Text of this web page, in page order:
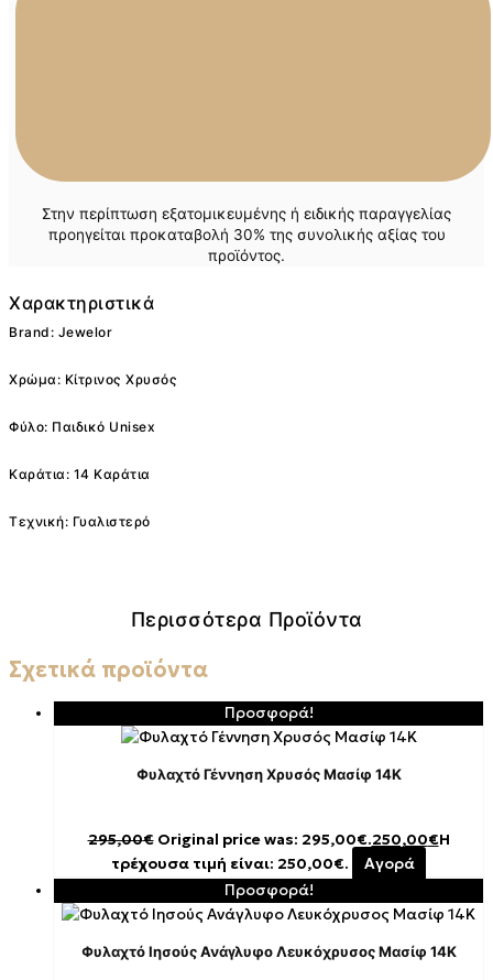
Στην περίπτωση εξατομικευμένης ή ειδικής παραγγελίας
προηγείται προκαταβολή 30% της συνολικής αξίας του
προϊόντος.
Χαρακτηριστικά
Brand: Jewelor
Χρώμα: Κίτρινος Χρυσός
Φύλο: Παιδικό Unisex
Καράτια: 14 Καράτια
Τεχνική: Γυαλιστερό
Περισσότερα Προϊόντα
Σχετικά προϊόντα
Προσφορά!
Φυλαχτό Γέννηση Χρυσός Μασίφ 14K
295,00€ Original price was: 295,00€.250,00€Η
τρέχουσα τιμή είναι: 250,00€.
Αγορά
Προσφορά!
Φυλαχτό Ιησούς Ανάγλυφο Λευκόχρυσος Μασίφ 14K